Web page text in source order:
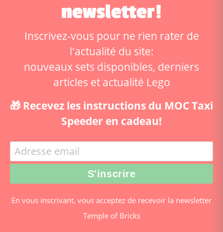
newsletter!
Inscrivez-vous pour ne rien rater de
l'actualité du site:
nouveaux sets disponibles, derniers
articles et actualité Lego
🎁 Recevez les instructions du MOC Taxi
Speeder en cadeau!
En vous inscrivant, vous acceptez de recevoir la newsletter
Temple of Bricks